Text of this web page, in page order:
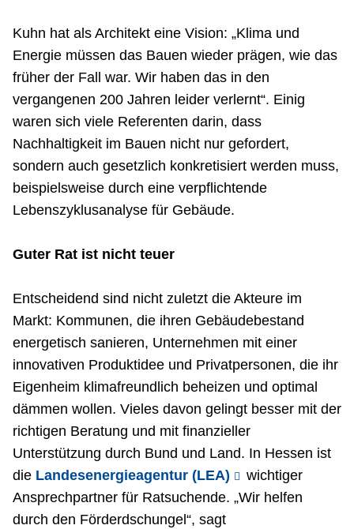
Kuhn hat als Architekt eine Vision: „Klima und
Energie müssen das Bauen wieder prägen, wie das
früher der Fall war. Wir haben das in den
vergangenen 200 Jahren leider verlernt“. Einig
waren sich viele Referenten darin, dass
Nachhaltigkeit im Bauen nicht nur gefordert,
sondern auch gesetzlich konkretisiert werden muss,
beispielsweise durch eine verpflichtende
Lebenszyklusanalyse für Gebäude.
Guter Rat ist nicht teuer
Entscheidend sind nicht zuletzt die Akteure im
Markt: Kommunen, die ihren Gebäudebestand
energetisch sanieren, Unternehmen mit einer
innovativen Produktidee und Privatpersonen, die ihr
Eigenheim klimafreundlich beheizen und optimal
dämmen wollen. Vieles davon gelingt besser mit der
richtigen Beratung und mit finanzieller
Unterstützung durch Bund und Land. In Hessen ist
die Landesenergieagentur (LEA)
wichtiger
Ansprechpartner für Ratsuchende. „Wir helfen
durch den Förderdschungel“, sagt